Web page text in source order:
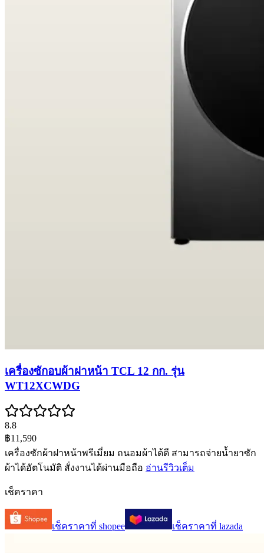
เครื่องซักอบผ้าฝาหน้า TCL 12 กก. รุ่น
WT12XCWDG
8.8
฿11,590
เครื่องซักผ้าฝาหน้าพรีเมี่ยม ถนอมผ้าได้ดี สามารถจ่ายน้ำยาซัก
ผ้าได้อัตโนมัติ สั่งงานได้ผ่านมือถือ อ่านรีวิวเต็ม
เช็คราคา
เช็คราคาที่ shopee เช็คราคาที่ lazada